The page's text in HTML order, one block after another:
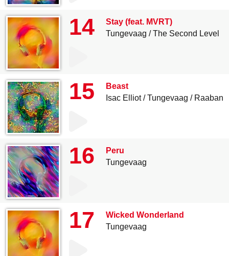
14
Stay (feat. MVRT)
Tungevaag
The Second Level
15
Beast
Isac Elliot
Tungevaag Raaban
16
Peru
Tungevaag
17
Wicked Wonderland
Tungevaag